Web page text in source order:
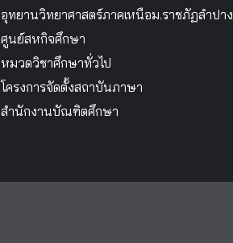
อุทยานวิทยาศาสตร์ภาคเหนือม.ราชภัฏลำปาง
ศูนย์สหกิจศึกษา
หมวดวิชาศึกษาทั่วไป
โครงการจัดตั้งสถาบันภาษา
สำนักงานบัณฑิตศึกษา